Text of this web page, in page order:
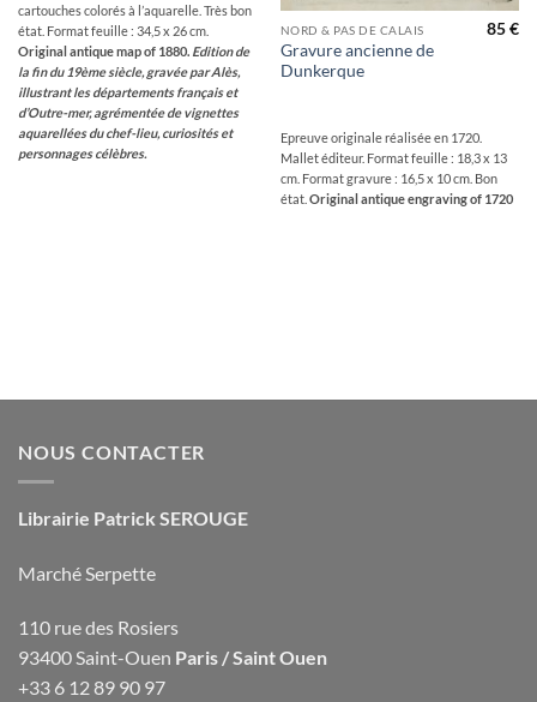
cartouches colorés à l’aquarelle. Très bon
état. Format feuille : 34,5 x 26 cm.
Original antique map of 1880. Edition de
la fin du 19ème siècle, gravée par Alès,
illustrant les départements français et
d’Outre-mer, agrémentée de vignettes
aquarellées du chef-lieu, curiosités et
personnages célèbres.
NORD & PAS DE CALAIS
Gravure ancienne de
Dunkerque
85€
Epreuve originale réalisée en 1720.
Mallet éditeur. Format feuille : 18,3 x 13
cm. Format gravure : 16,5 x 10 cm. Bon
état. Original antique engraving of 1720
NOUS CONTACTER
Librairie Patrick SEROUGE
Marché Serpette
110 rue des Rosiers
93400 Saint-Ouen Paris / Saint Ouen
+33 6 12 89 90 97